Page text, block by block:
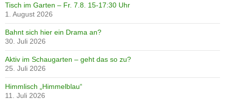
Tisch im Garten – Fr. 7.8. 15-17:30 Uhr
1. August 2026
Bahnt sich hier ein Drama an?
30. Juli 2026
Aktiv im Schaugarten – geht das so zu?
25. Juli 2026
Himmlisch „Himmelblau“
11. Juli 2026